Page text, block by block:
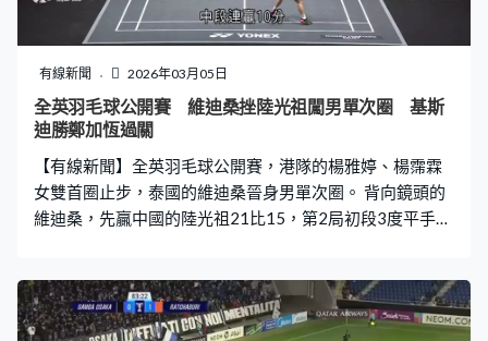
有線新聞 2026年03月05日
全英羽毛球公開賽 維迪桑挫陸光祖闖男單次圈 基斯
迪勝鄭加恆過關
【有線新聞】全英羽毛球公開賽，港隊的楊雅婷、楊霈霖
女雙首圈止步，泰國的維迪桑晉身男單次圈。 背向鏡頭的
維迪桑，先贏中國的陸光祖21比15，第2局初段3度平手
被救起，網前鬥法，來回超過40板，終於贏到這分。維迪
桑第2局贏21比10，局數2比0，11次交手贏第10次，16